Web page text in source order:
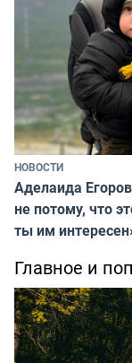
НОВОСТИ
Аделаида
не потому, что
ты им
Главное и